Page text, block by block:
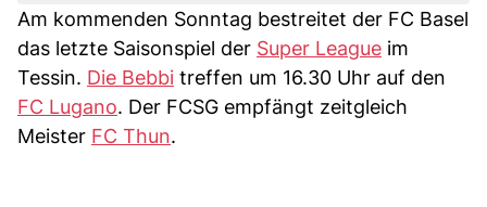
Am kommenden Sonntag bestreitet der FC Basel
das letzte Saisonspiel der Super League im
Tessin. Die Bebbi treffen um 16.30 Uhr auf den
FC Lugano. Der FCSG empfängt zeitgleich
Meister FC Thun.